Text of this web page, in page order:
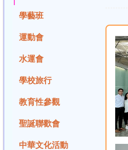
學藝班
運動會
水運會
學校旅行
教育性參觀
聖誕聯歡會
中華文化活動